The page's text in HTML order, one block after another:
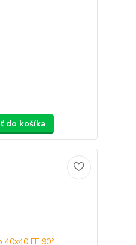
do košíka